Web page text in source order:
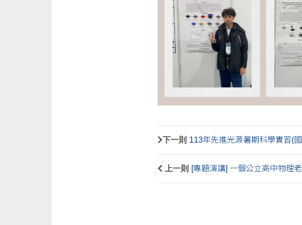
下一則 113年先進光源暑期科學實習(
上一則 [專題演講] 一個公立高中物理